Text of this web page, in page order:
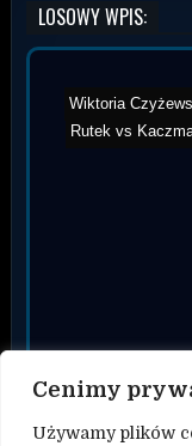
Cenimy
Używamy plików
LOSOWY WPIS:
Artur Gwóźdź po
Rutek vs
Załęcki vs
Wiktoria